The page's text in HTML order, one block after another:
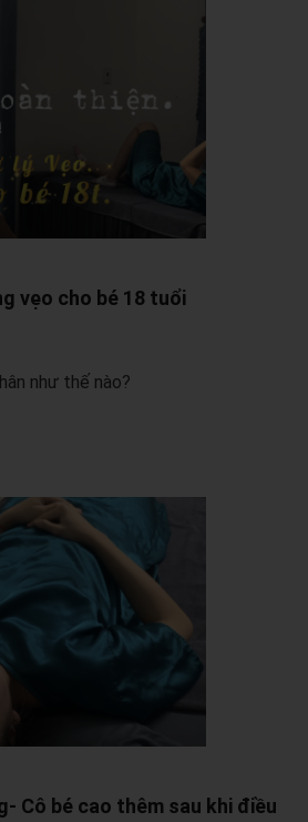
vẹo cho bé 18 tuổi
như thế nào?
Cô bé cao thêm sau khi điều